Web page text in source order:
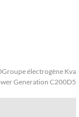
électrogène Kva
Generation C200D5